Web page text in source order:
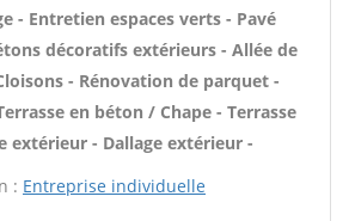
- Entretien espaces verts - Pavé
décoratifs extérieurs - Allée de
- Rénovation de parquet -
en béton / Chape - Terrasse
extérieur - Dallage extérieur -
: Entreprise individuelle